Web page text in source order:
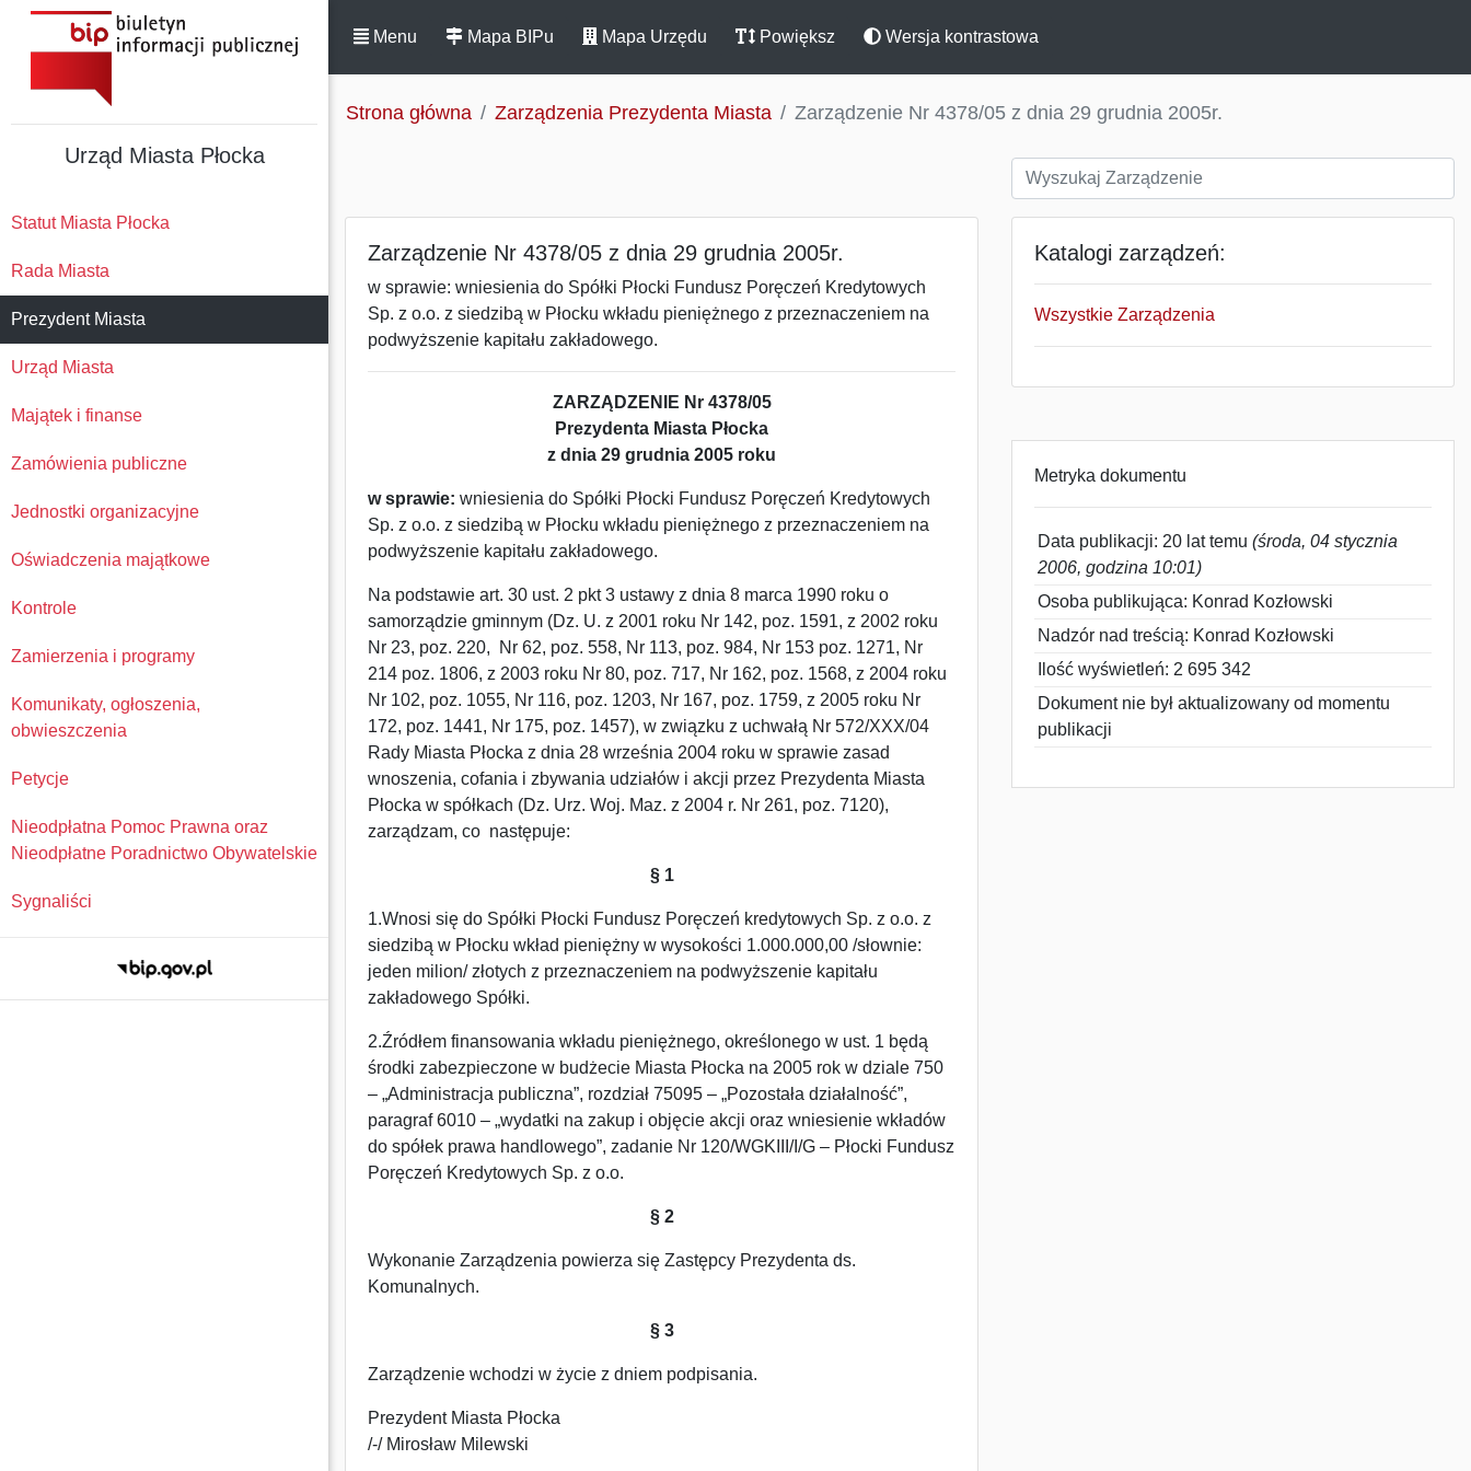
Urząd Miasta Płocka
Statut Miasta Płocka
Rada Miasta
Prezydent Miasta
Urząd Miasta
Majątek i finanse
Zamówienia publiczne
Jednostki organizacyjne
Oświadczenia majątkowe
Kontrole
Zamierzenia i programy
Komunikaty, ogłoszenia,
obwieszczenia
Petycje
Nieodpłatna Pomoc Prawna oraz
Nieodpłatne Poradnictwo Obywatelskie
Sygnaliści
Menu Mapa BIPu Mapa Urzędu Powiększ Wersja kontrastowa
Strona główna Zarządzenia Prezydenta Miasta Zarządzenie Nr 4378/05 z dnia 29 grudnia 2005r.
Zarządzenie Nr 4378/05 z dnia 29 grudnia 2005r.
w sprawie: wniesienia do Spółki Płocki Fundusz Poręczeń Kredytowych
Sp. z o.o. z siedzibą w Płocku wkładu pieniężnego z przeznaczeniem na
podwyższenie kapitału zakładowego.
ZARZĄDZENIE Nr 4378/05
Prezydenta Miasta Płocka
z dnia 29 grudnia 2005 roku
w sprawie: wniesienia do Spółki Płocki Fundusz Poręczeń Kredytowych
Sp. z o.o. z siedzibą w Płocku wkładu pieniężnego z przeznaczeniem na
podwyższenie kapitału zakładowego.
Na podstawie art. 30 ust. 2 pkt 3 ustawy z dnia 8 marca 1990 roku o
samorządzie gminnym (Dz. U. z 2001 roku Nr 142, poz. 1591, z 2002 roku
Nr 23, poz. 220, Nr 62, poz. 558, Nr 113, poz. 984, Nr 153 poz. 1271, Nr
214 poz. 1806, z 2003 roku Nr 80, poz. 717, Nr 162, poz. 1568, z 2004 roku
Nr 102, poz. 1055, Nr 116, poz. 1203, Nr 167, poz. 1759, z 2005 roku Nr
172, poz. 1441, Nr 175, poz. 1457), w związku z uchwałą Nr 572/XXX/04
Rady Miasta Płocka z dnia 28 września 2004 roku w sprawie zasad
wnoszenia, cofania i zbywania udziałów i akcji przez Prezydenta Miasta
Płocka w spółkach (Dz. Urz. Woj. Maz. z 2004 r. Nr 261, poz. 7120),
zarządzam, co następuje:
§ 1
1.Wnosi się do Spółki Płocki Fundusz Poręczeń kredytowych Sp. z o.o. z
siedzibą w Płocku wkład pieniężny w wysokości 1.000.000,00 /słownie:
jeden milion/ złotych z przeznaczeniem na podwyższenie kapitału
zakładowego Spółki.
2.Źródłem finansowania wkładu pieniężnego, określonego w ust. 1 będą
środki zabezpieczone w budżecie Miasta Płocka na 2005 rok w dziale 750
– „Administracja publiczna”, rozdział 75095 – „Pozostała działalność”,
paragraf 6010 – „wydatki na zakup i objęcie akcji oraz wniesienie wkładów
do spółek prawa handlowego”, zadanie Nr 120/WGKIII/I/G – Płocki Fundusz
Poręczeń Kredytowych Sp. z o.o.
§ 2
Wykonanie Zarządzenia powierza się Zastępcy Prezydenta ds.
Komunalnych.
§ 3
Zarządzenie wchodzi w życie z dniem podpisania.
Prezydent Miasta Płocka
/-/ Mirosław Milewski
Katalogi zarządzeń:
Wszystkie Zarządzenia
Metryka dokumentu
Data publikacji: 20 lat temu (środa, 04 stycznia
2006, godzina 10:01)
Osoba publikująca: Konrad Kozłowski
Nadzór nad treścią: Konrad Kozłowski
Ilość wyświetleń: 2 695 342
Dokument nie był aktualizowany od momentu
publikacji